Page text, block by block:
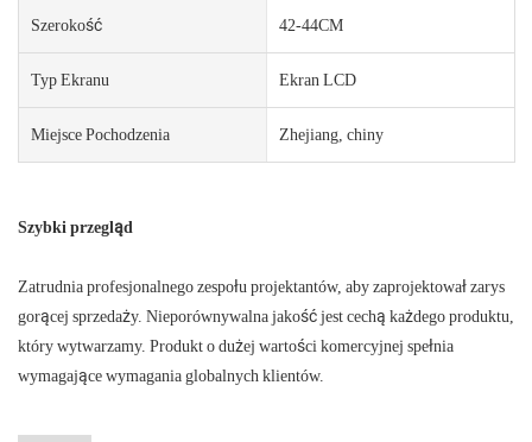
Szerokość 42-44CM
Typ Ekranu Ekran LCD
Miejsce Pochodzenia Zhejiang, chiny
Szybki przegląd
Zatrudnia profesjonalnego zespołu projektantów, aby zaprojektował zarys
gorącej sprzedaży. Nieporównywalna jakość jest cechą każdego produktu,
który wytwarzamy. Produkt o dużej wartości komercyjnej spełnia
wymagające wymagania globalnych klientów.